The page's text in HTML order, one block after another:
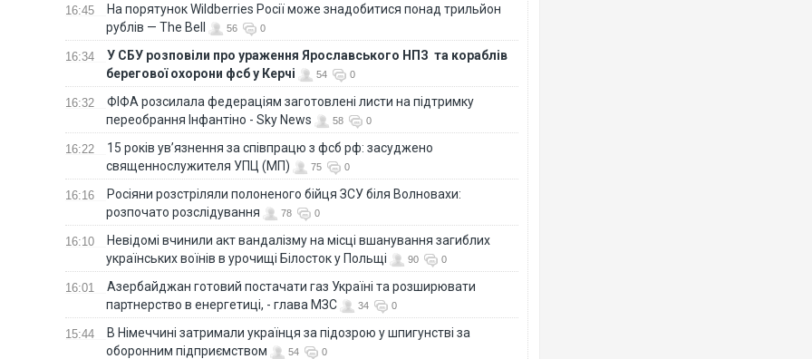
16:45
На порятунок Wildberries Росії може знадобитися понад трильйон
рублів — The Bell
56 0
16:34
У СБУ розповіли про ураження Ярославського НПЗ та кораблів
берегової охорони фсб у Керчі
54 0
16:32
ФІФА розсилала федераціям заготовлені листи на підтримку
переобрання Інфантіно - Sky News
58 0
16:22
15 років ув’язнення за співпрацю з фсб рф: засуджено
священнослужителя УПЦ (МП)
75 0
16:16
Росіяни розстріляли полоненого бійця ЗСУ біля Волновахи:
розпочато розслідування
78 0
16:10
Невідомі вчинили акт вандалізму на місці вшанування загиблих
українських воїнів в урочищі Білосток у Польщі
90 0
16:01
Азербайджан готовий постачати газ Україні та розширювати
партнерство в енергетиці, - глава МЗС
34 0
15:44
В Німеччині затримали українця за підозрою у шпигунстві за
оборонним підприємством
54 0